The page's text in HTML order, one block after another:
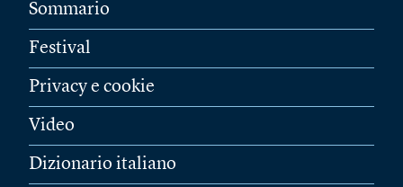
Sommario
Festival
Privacy e cookie
Video
Dizionario italiano